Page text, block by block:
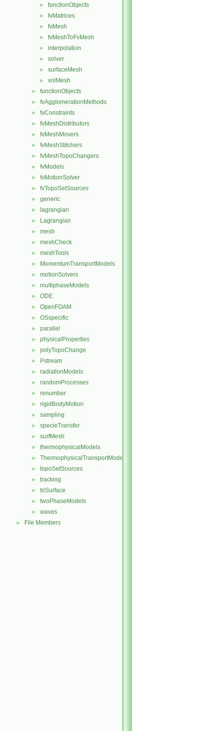
► functionObjects
► fvMatrices
► fvMesh
► fvMeshToFvMesh
► interpolation
► solver
► surfaceMesh
► volMesh
► functionObjects
► fvAgglomerationMethods
► fvConstraints
► fvMeshDistributors
► fvMeshMovers
► fvMeshStitchers
► fvMeshTopoChangers
► fvModels
► fvMotionSolver
► fvTopoSetSources
► generic
► lagrangian
► Lagrangian
► mesh
► meshCheck
► meshTools
► MomentumTransportModels
► motionSolvers
► multiphaseModels
► ODE
► OpenFOAM
► OSspecific
► parallel
► physicalProperties
► polyTopoChange
► Pstream
► radiationModels
► randomProcesses
► renumber
► rigidBodyMotion
► sampling
► specieTransfer
► surfMesh
► thermophysicalModels
► ThermophysicalTransportModels
► topoSetSources
► tracking
► triSurface
► twoPhaseModels
► waves
► File Members